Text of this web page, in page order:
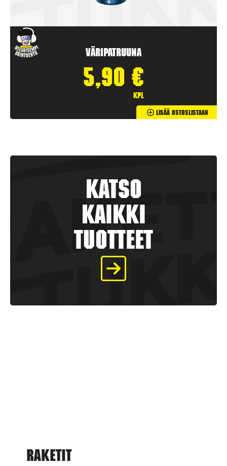
Väripatruuna
5,90 €
kpl
Lisää Ostoslistaan
Katso
kaikki
tuotteet
Raketit